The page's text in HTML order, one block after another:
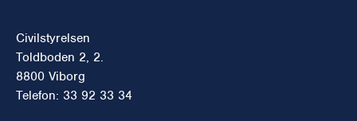
Civilstyrelsen
Toldboden 2, 2.
8800 Viborg
Telefon: 33 92 33 34